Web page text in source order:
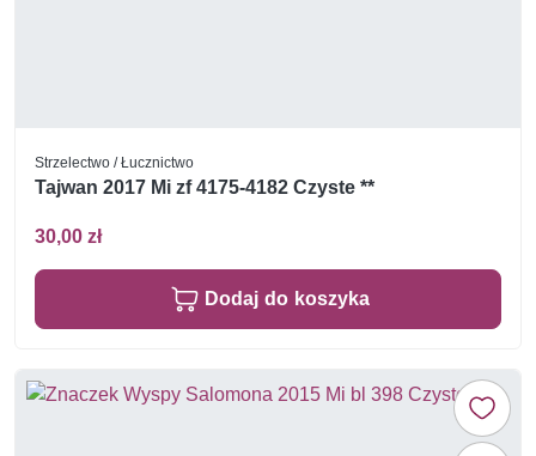
Strzelectwo / Łucznictwo
Tajwan 2017 Mi zf 4175-4182 Czyste **
30,00 zł
Dodaj do koszyka